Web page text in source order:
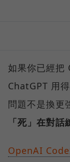
如果你已經把
ChatGPT 用
問題不是換更
「死」在對話
OpenAI